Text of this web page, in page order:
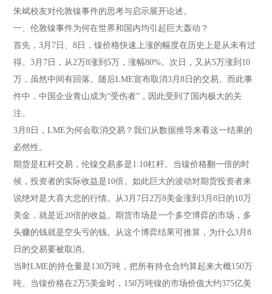
朱斌校友对伦敦镍事件的思考与启示展开论述。
一、伦敦镍事件为何在世界和国内均引起巨大轰动？
首先，3月7日、8日，镍价格快速上涨的幅度在历史上是从未有过
得。3月7日，从2万8涨到5万，涨幅80%。次日，又从5万涨到10
万，虽然中间有回落。随后LME宣布取消3月8日的交易。而此事
件中，中国企业青山成为“受伤者”，因此受到了国内极大的关
注。
3月8日，LME为何会取消交易？我们从数据推导来看这一结果的
必然性。
期货是杠杆交易，伦镍交易多是1:10杠杆。当镍价格翻一倍的时
候，投资者的实际收益是10倍。如此巨大的波动对期货投资者来
说绝对是大喜大悲的行情。从3月7日2万8美金涨到3月8日的10万
美金，就是近20倍的收益。期货市场是一个多空博弈的市场，多
头赚的钱就是空头亏的钱。从这个博弈结果可推算，为什么3月8
日的交易要被取消。
当时LME的持仓量是130万吨，把所有持仓合约算起来大概150万
吨。当镍价格在2万5美金时，150万吨镍的市场价值大约375亿美